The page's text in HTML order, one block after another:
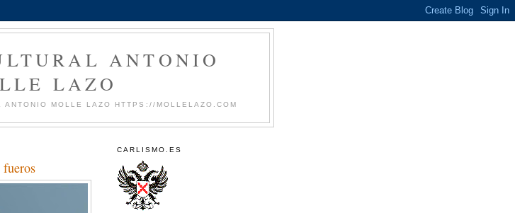
ANTONIO
LAZO
ANTONIO MOLLE LAZO HTTPS://MOLLELAZO.COM
CARLISMO.ES